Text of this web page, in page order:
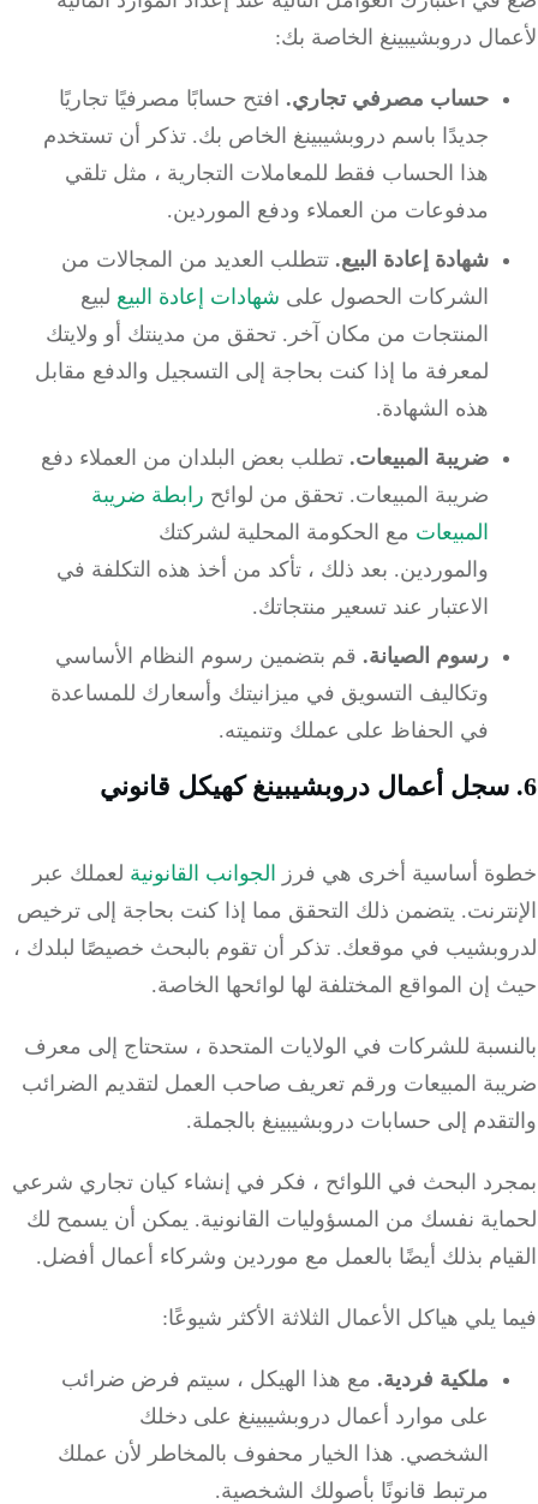
دروبشيبينغ الخاصة بك:
حساب مصرفي تجاري. افتح حسابًا مصرفيًا تجاريًا
جديدًا باسم دروبشيبينغ الخاص بك.تذكر أن تستخدم
هذا الحساب فقط للمعاملات التجارية ، مثل تلقي
مدفوعات من العملاء ودفع الموردين.
شهادة إعادة البيع.تتطلب العديد من المجالات من
الشركات الحصول علىشهادات إعادة البيع لبيع
المنتجات من مكان آخر.تحقق من مدينتك أو ولايتك
لمعرفة ما إذا كنت بحاجة إلى التسجيل والدفع مقابل
هذه الشهادة.
ضريبة المبيعات.تطلب بعض البلدان من العملاء دفع
ضريبة المبيعات.تحقق من لوائح رابطة ضريبة
المبيعاتمع الحكومة المحلية لشركتك
والموردين.بعد ذلك ، تأكد من أخذ هذه التكلفة في
الاعتبار عند تسعير منتجاتك.
رسوم الصيانة.قم بتضمين رسوم النظام الأساسي
وتكاليف التسويق في ميزانيتك وأسعارك للمساعدة
في الحفاظ على عملك وتنميته.
أساسية أخرى هي فرزالجوانب القانونيةلعملك عبر
يتضمن ذلك التحقق مما إذا كنت بحاجة إلى ترخيص
في موقعك. تذكر أن تقوم بالبحث خصيصًا لبلدك ،
إن المواقع المختلفة لها لوائحها الخاصة.
للشركات في الولايات المتحدة ، ستحتاج إلى معرف
المبيعات ورقم تعريف صاحب العمل لتقديم الضرائب
إلى حسابات دروبشيبينغ بالجملة.
البحث في اللوائح ، فكر في إنشاء كيان تجاري شرعي
نفسك من المسؤوليات القانونية. يمكن أن يسمح لك
بذلك أيضًا بالعمل مع موردين وشركاء أعمال أفضل.
يلي هياكل الأعمال الثلاثة الأكثر شيوعًا:
ملكية فردية.مع هذا الهيكل ، سيتم فرض ضرائب
على موارد أعمال دروبشيبينغ على دخلك
الشخصي. هذا الخيار محفوف بالمخاطر لأن عملك
مرتبط قانونًا بأصولك الشخصية.